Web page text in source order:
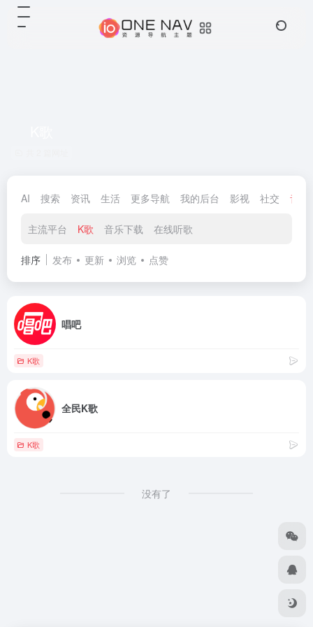
AI 搜索 资讯 生活 更多导航 我的后台 影视 社交 音乐
主流平台 K歌 音乐下载 在线听歌
排序 发布 更新 浏览 点赞
唱吧
K歌
全民K歌
K歌
没有了